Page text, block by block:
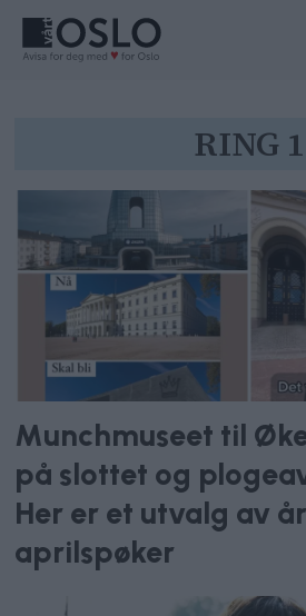
ring
1
RING 1
Munchmuseet til
på slottet og
Her er et utvalg av
aprilspøker